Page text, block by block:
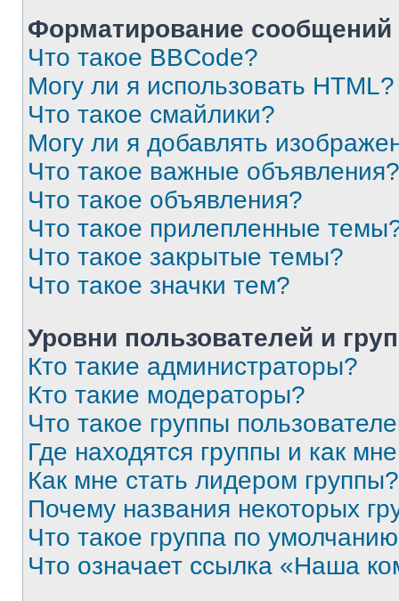
Форматирование
Что такое BBCode?
Могу ли я использовать HTML?
Что такое смайлики?
Могу ли я добавлять
Что такое важные объявления?
Что такое объявления?
Что такое прилепленные
Что такое закрытые темы?
Что такое значки тем?
Уровни пользователей и
Кто такие администраторы?
Кто такие модераторы?
Что такое группы
Где находятся группы и как
Как мне стать лидером группы?
Почему названия некоторых
Что такое группа по
Что означает ссылка «Наша